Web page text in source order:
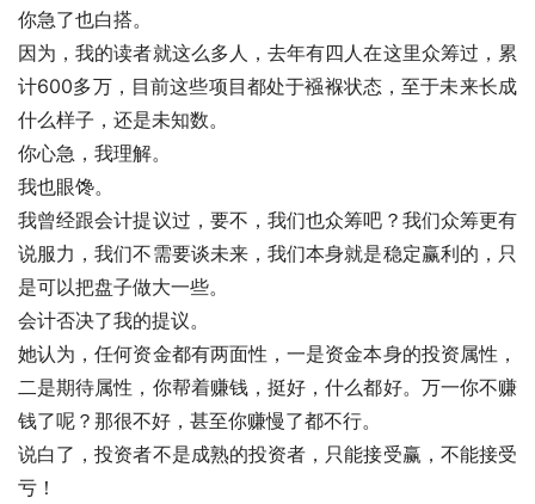
你急了也白搭。
因为，我的读者就这么多人，去年有四人在这里众筹过，累
计600多万，目前这些项目都处于襁褓状态，至于未来长成
什么样子，还是未知数。
你心急，我理解。
我也眼馋。
我曾经跟会计提议过，要不，我们也众筹吧？我们众筹更有
说服力，我们不需要谈未来，我们本身就是稳定赢利的，只
是可以把盘子做大一些。
会计否决了我的提议。
她认为，任何资金都有两面性，一是资金本身的投资属性，
二是期待属性，你帮着赚钱，挺好，什么都好。万一你不赚
钱了呢？那很不好，甚至你赚慢了都不行。
说白了，投资者不是成熟的投资者，只能接受赢，不能接受
亏！